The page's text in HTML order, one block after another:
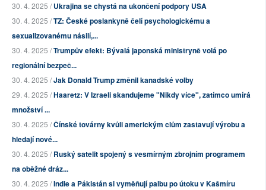
30. 4. 2025 /Ukrajina se chystá na ukončení podpory USA
30. 4. 2025 /TZ: České poslankyně čelí psychologickému a
sexualizovanému násilí,...
30. 4. 2025 /Trumpův efekt: Bývalá japonská ministryně volá po
regionální bezpeč...
30. 4. 2025 /Jak Donald Trump změnil kanadské volby
29. 4. 2025 /Haaretz: V Izraeli skandujeme "Nikdy více", zatímco umírá
množství ...
30. 4. 2025 /Čínské továrny kvůli americkým clům zastavují výrobu a
hledají nové...
30. 4. 2025 /Ruský satelit spojený s vesmírným zbrojním programem
na oběžné dráz...
30. 4. 2025 /Indie a Pákistán si vyměňují palbu po útoku v Kašmíru